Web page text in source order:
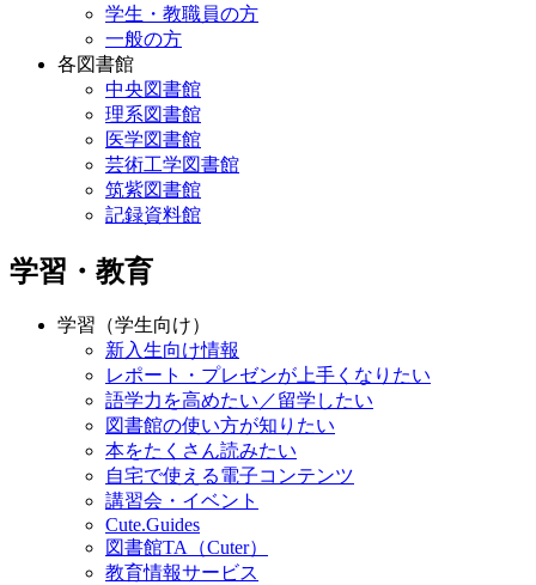
学生・教職員の方
一般の方
各図書館
中央図書館
理系図書館
医学図書館
芸術工学図書館
筑紫図書館
記録資料館
学習・教育
学習（学生向け）
新入生向け情報
レポート・プレゼンが上手くなりたい
語学力を高めたい／留学したい
図書館の使い方が知りたい
本をたくさん読みたい
自宅で使える電子コンテンツ
講習会・イベント
Cute.Guides
図書館TA（Cuter）
教育情報サービス